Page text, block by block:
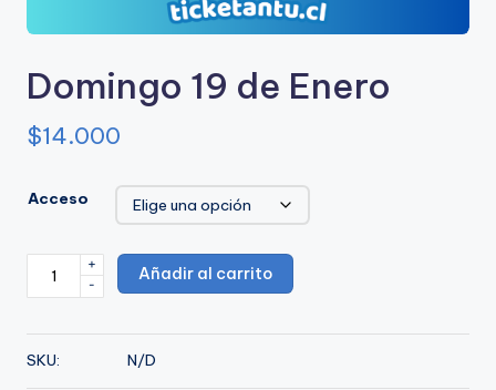
a
ti
c
o
n
t
u
Domingo 19 de Enero
$14.000
Acceso
Domingo
Enero
cantidad
-
+
Añadir al carrito
SKU: N/D